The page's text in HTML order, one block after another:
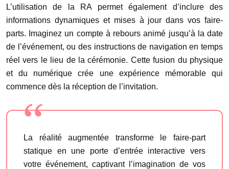
L’utilisation de la RA permet également d’inclure des
informations dynamiques et mises à jour dans vos faire-
parts. Imaginez un compte à rebours animé jusqu’à la date
de l’événement, ou des instructions de navigation en temps
réel vers le lieu de la cérémonie. Cette fusion du physique
et du numérique crée une expérience mémorable qui
commence dès la réception de l’invitation.
La réalité augmentée transforme le faire-part
statique en une porte d’entrée interactive vers
votre événement, captivant l’imagination de vos